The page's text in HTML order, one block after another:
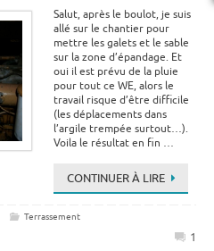
Salut, après le boulot, je suis
allé sur le chantier pour
mettre les galets et le sable
sur la zone d’épandage. Et
oui il est prévu de la pluie
pour tout ce WE, alors le
travail risque d’être difficile
(les déplacements dans
l’argile trempée surtout…).
Voila le résultat en fin …
CONTINUER À LIRE
Terrassement
1